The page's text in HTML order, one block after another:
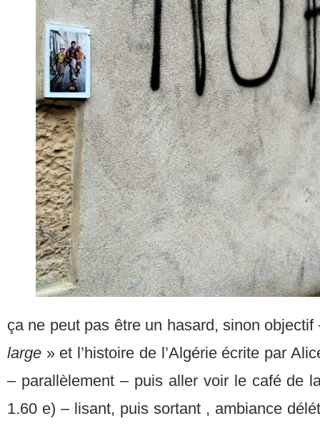
ça ne peut pas être un hasard, sinon
large » et l’histoire de l’Algérie écrite par
– parallèlement – puis aller voir le café de
1.60 e) – lisant, puis sortant , ambiance